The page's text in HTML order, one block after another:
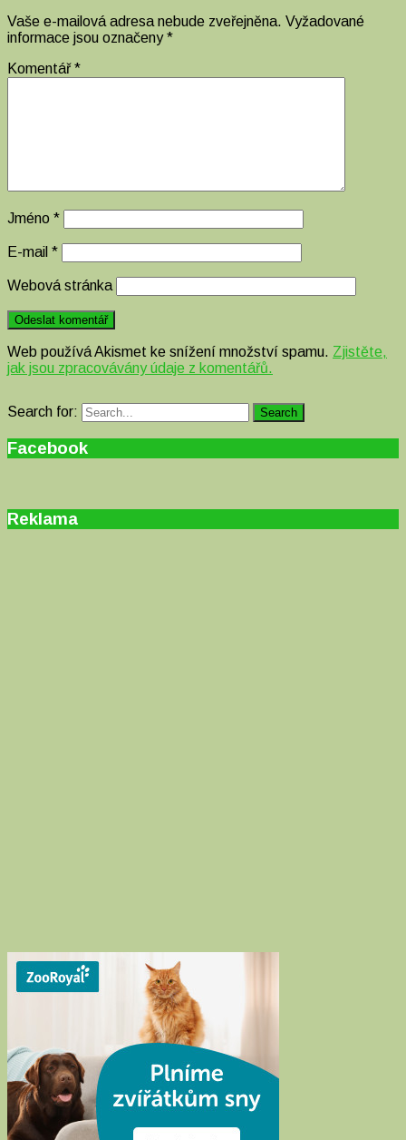
Vaše e-mailová adresa nebude zveřejněna. Vyžadované
informace jsou označeny*
Komentář*
Jméno *
E-mail *
Webová stránka
Web používá Akismet ke snížení množství spamu. Zjistěte,
jak jsou zpracovávány údaje z komentářů.
Search for: Search
Facebook
Reklama